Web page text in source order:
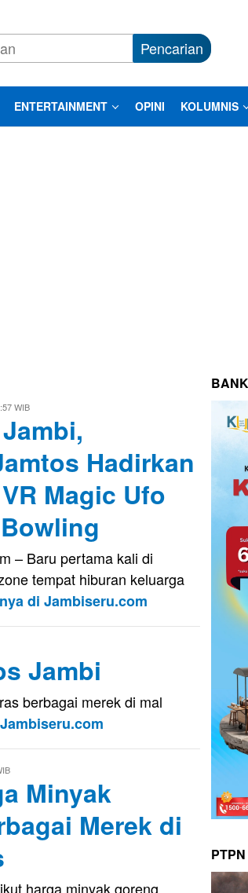
Pencarian
ENTERTAINMENT OPINI KOLUMNIS
WIB
Hadirkan
Magic Ufo
– Baru pertama kali di
tempat hiburan keluarga
di Jambiseru.com
Jambi
berbagai merek di mal
Minyak
Merek di
harga minyak goreng